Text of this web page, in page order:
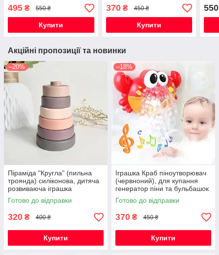
495 ₴ 550 ₴
Купити
бульбашок з музикою на
присосці
370₴ 450 ₴
Купити
550
Акційні пропозиції та новинки
–20%
Піраміда "Кругла" (пильна
троянда) силіконова, дитяча
розвиваюча іграшка
сенсорна
Готово до відправки
320 ₴ 400 ₴
Купити
–18%
Іграшка Краб піноутворювач
(червноний), для купання
генератор піни та бульбашок
з музикою на присосці
Готово до відправки
370 ₴ 450 ₴
Купити